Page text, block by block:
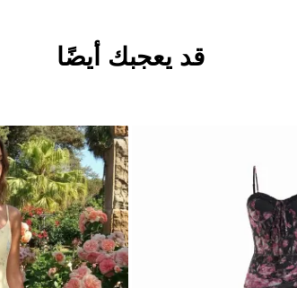
قد يعجبك أيضًا